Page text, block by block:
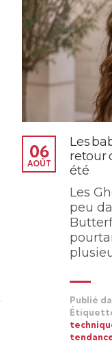
Les
retour
été
06
AOÛT
Les
peu
Publié